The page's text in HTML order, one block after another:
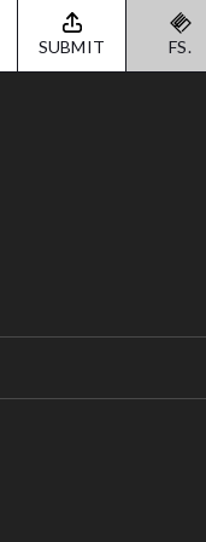
SUBMIT FS.